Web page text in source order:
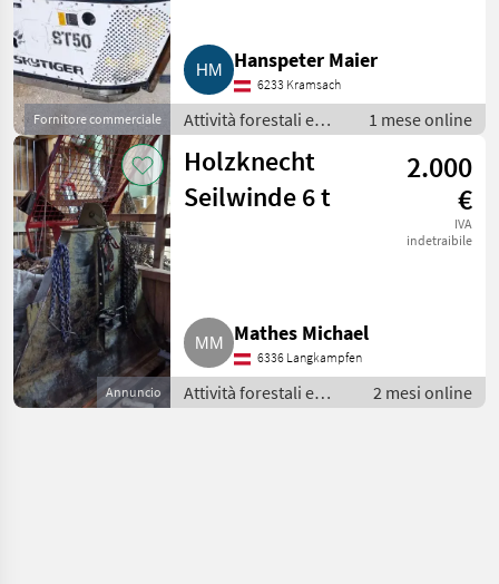
Fornitore commerciale
Hanspeter Maier
6233 Kramsach
Attività forestali e
lavorazione del legno
/ Impianti a fune per
esbosco
1 mese online
Annuncio
Holzknecht
Seilwinde 6 t
2.000
€
IVA
indetraibile
Mathes Michael
6336 Langkampfen
Attività forestali e
lavorazione del legno
2 mesi online